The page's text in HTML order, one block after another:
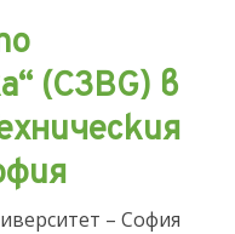
(C3BG) в
– София